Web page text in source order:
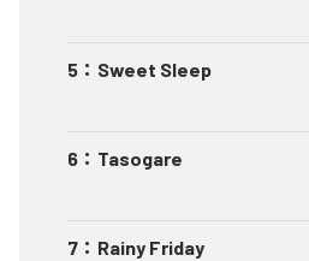
5 ： Sweet Sleep
6 ： Tasogare
7 ： Rainy Friday